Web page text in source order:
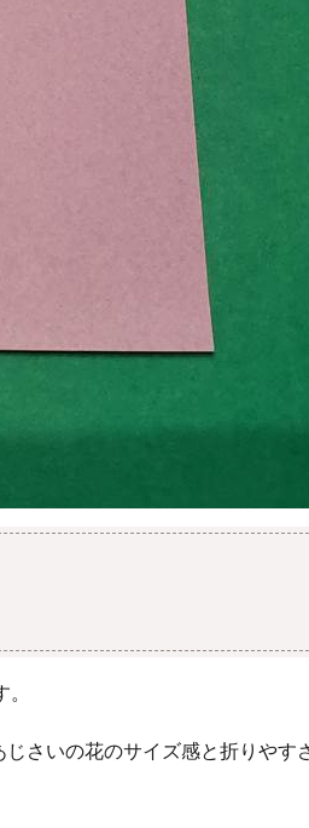
さいの花のサイズ感と折りやす